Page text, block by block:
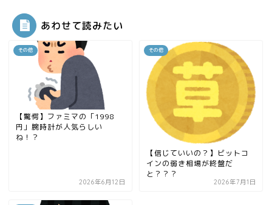
あわせて読みたい
その他
【驚愕】ファミマの「1998
円」腕時計が人気らしい
ね！？
2026年6月12日
その他
【信じていいの？】ビットコ
インの弱き相場が終盤だ
と？？？
2026年7月1日